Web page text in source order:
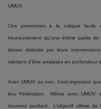
UMUV.
Ces personnes à la critique facile
heureusement qu’une infime partie
laisser distraire par leurs
méritent d’être analysés en profondeur
Avec UMUV ou non, il est important
leur Fédération. Même avec UMUV,
trouvera perdant. L’objectif ultime